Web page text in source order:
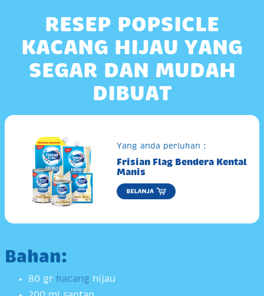
RESEP POPSICLE
KACANG HIJAU YANG
SEGAR DAN MUDAH
DIBUAT
Yang anda perlukan :
Frisian Flag Bendera Kental
Manis
Bahan:
80 gr kacang hijau